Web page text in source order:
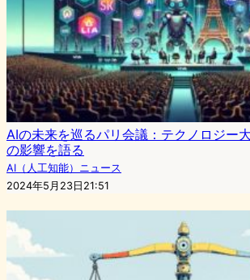
AIの未来を巡るパリ会議：テクノロジー
の影響を語る
AI（人工知能）ニュース
2024年5月23日21:51